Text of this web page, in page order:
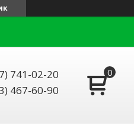
741-02-20
467-60-90